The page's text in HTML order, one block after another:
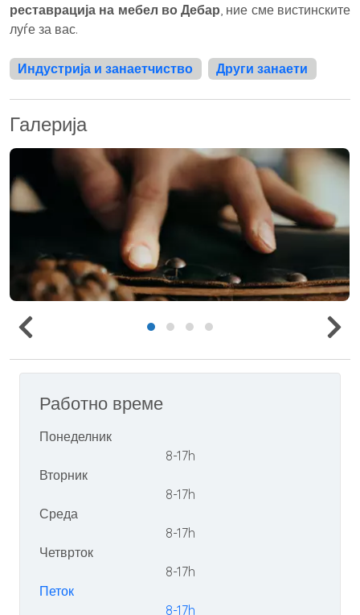
реставрација на мебел во Дебар , ние сме вистинските
луѓе за вас.
Индустрија и занаетчиство Други занаети
Галерија
Работно време
Понеделник
8-17h
Вторник
8-17h
Среда
8-17h
Четврток
8-17h
Петок
8-17h